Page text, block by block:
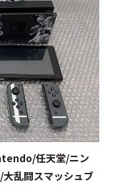
任天堂/ニン
乱闘スマッシュブ